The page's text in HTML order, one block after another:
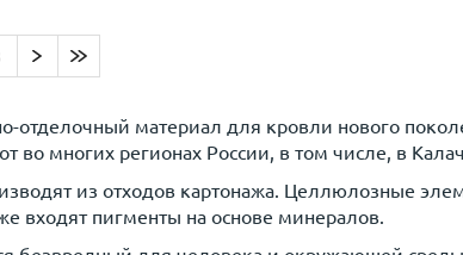
отделочный материал для кровли нового
во многих регионах России, в том числе, в
из отходов картонажа. Целлюлозные
входят пигменты на основе минералов.